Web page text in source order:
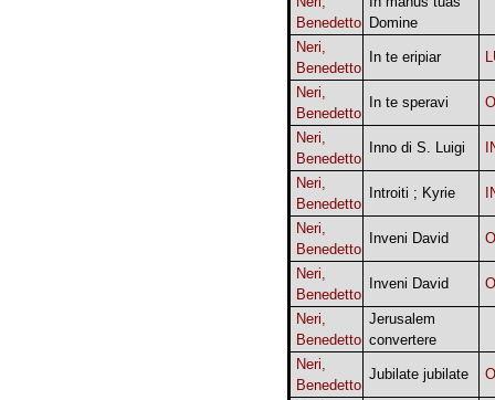
Benedetto Domine
Neri,
Benedetto
In te eripiar
Neri,
Benedetto
In te speravi
Neri,
Benedetto
Inno di S. Luigi
Neri,
Benedetto
Introiti ; Kyrie
Neri,
Benedetto
Inveni David
Neri,
Benedetto
Inveni David
Neri,
Benedetto
Jerusalem
convertere
Neri,
Benedetto
Jubilate jubilate